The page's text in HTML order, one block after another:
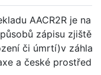
AACR2R je na
zápisu
či úmrtí)v
a české prostředí